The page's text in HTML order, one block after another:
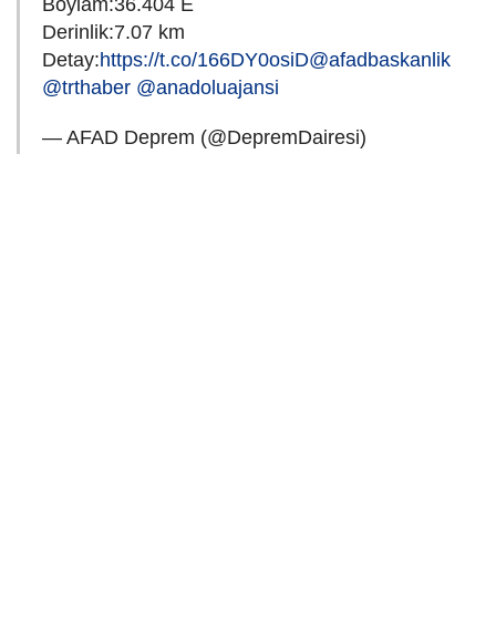
Boylam:36.404 E
Derinlik:7.07 km
Detay:https://t.co/166DY0osiD@afadbaskanlik
@trthaber @anadoluajansi
— AFAD Deprem (@DepremDairesi)